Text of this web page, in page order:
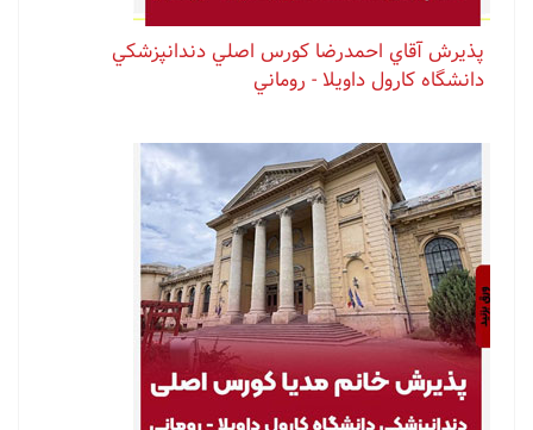
پذيرش آقاي احمدرضا كورس اصلي دندانپزشكي
دانشگاه كارول داويلا - روماني